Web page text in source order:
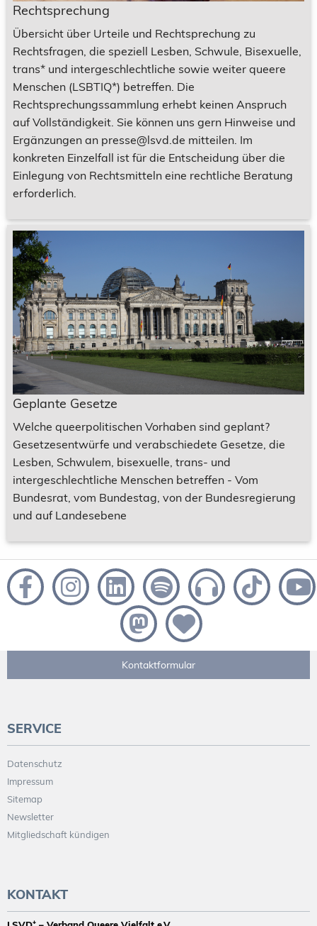
Rechtsprechung
Übersicht über Urteile und Rechtsprechung zu
Rechtsfragen, die speziell Lesben, Schwule, Bisexuelle,
trans* und intergeschlechtliche sowie weiter queere
Menschen (LSBTIQ*) betreffen. Die
Rechtsprechungssammlung erhebt keinen Anspruch
auf Vollständigkeit. Sie können uns gern Hinweise und
Ergänzungen an presse@lsvd.de mitteilen. Im
konkreten Einzelfall ist für die Entscheidung über die
Einlegung von Rechtsmitteln eine rechtliche Beratung
erforderlich.
Geplante Gesetze
Welche queerpolitischen Vorhaben sind geplant?
Gesetzesentwürfe und verabschiedete Gesetze, die
Lesben, Schwulem, bisexuelle, trans- und
intergeschlechtliche Menschen betreffen - Vom
Bundesrat, vom Bundestag, von der Bundesregierung
und auf Landesebene
Kontaktformular
SERVICE
Datenschutz
Impressum
Sitemap
Newsletter
Mitgliedschaft kündigen
KONTAKT